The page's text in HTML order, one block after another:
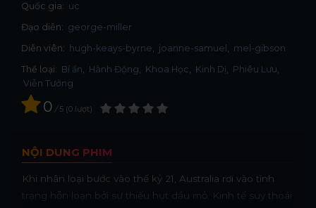
Quốc gia: uc
Đạo diễn: george-miller
Diễn viên: hugh-keays-byrne joanne-samuel
mel-gibson
Thể loại: Bí ẩn, Hành Động, Khoa Học, Kinh Dị, Phiêu Lưu,
Viễn Tưởng
0 / 5 0 lượt
NỘI DUNG PHIM
Khi nhân loại bước vào thế kỷ 21, Australia rơi vào tình
trạng hỗn loạn bởi sự thiếu hụt dầu mỏ. Kinh tế suy thoái